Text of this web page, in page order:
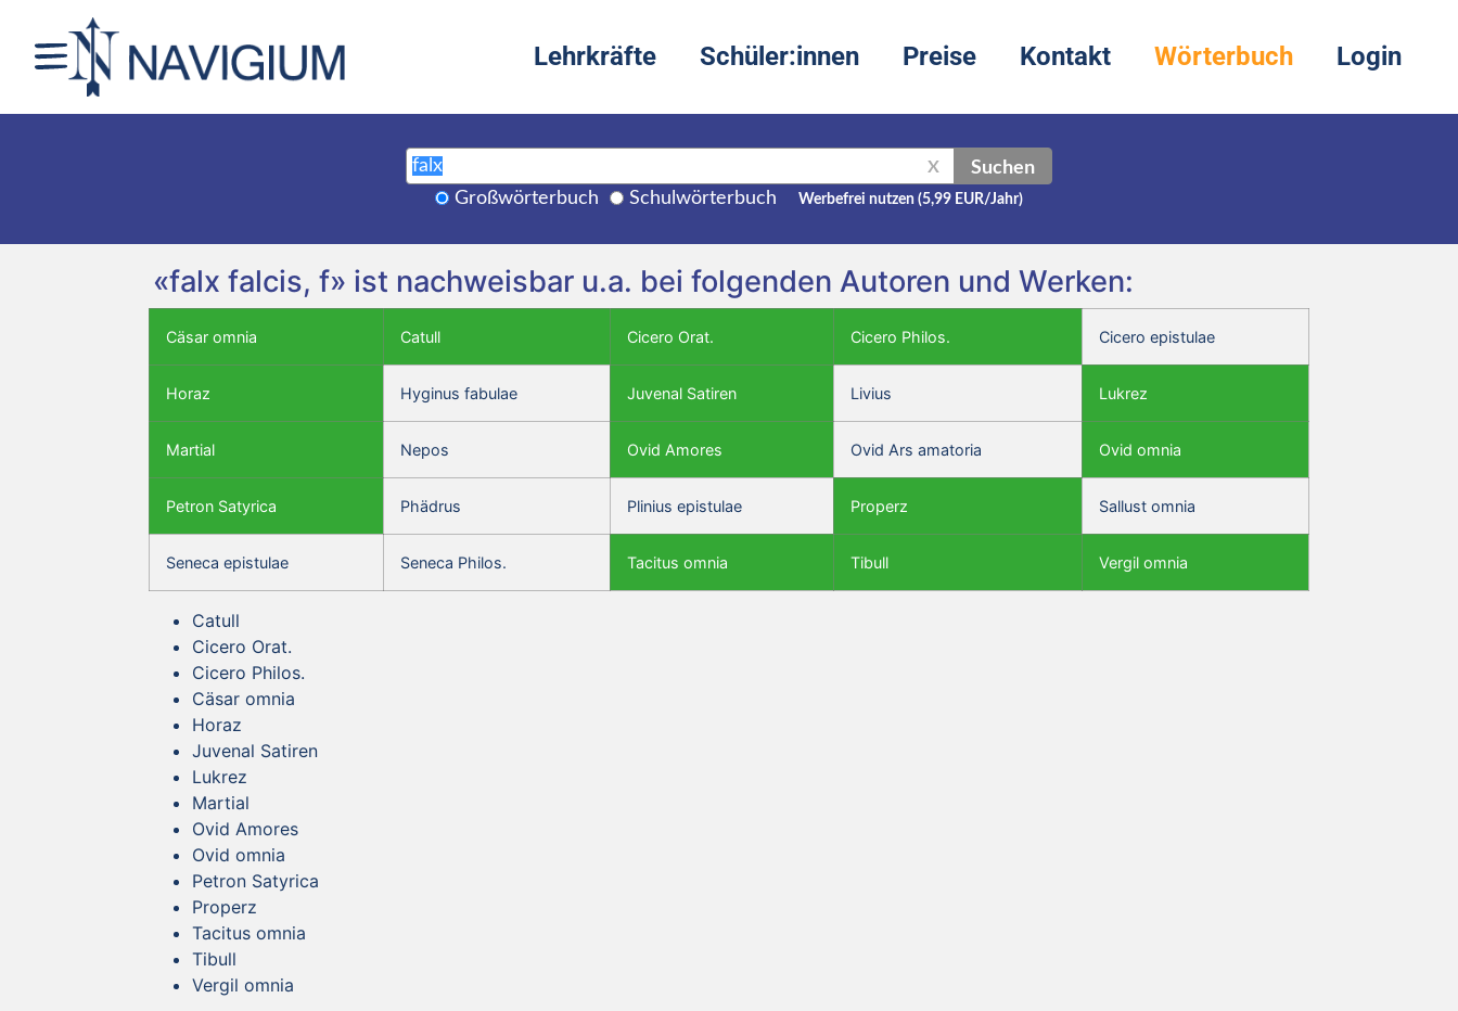
Lehrkräfte Schüler:innen Preise Kontakt Wörterbuch Login
X Suchen
Großwörterbuch Schulwörterbuch Werbefrei nutzen (5,99 EUR/Jahr)
«falx falcis, f» ist nachweisbar u.a. bei folgenden Autoren und Werken:
Cäsar omnia Catull Cicero Orat. Cicero Philos. Cicero epistulae
Horaz Hyginus fabulae Juvenal Satiren Livius Lukrez
Martial Nepos Ovid Amores Ovid Ars amatoria Ovid omnia
Petron Satyrica Phädrus Plinius epistulae Properz Sallust omnia
Seneca epistulae Seneca Philos. Tacitus omnia Tibull Vergil omnia
Catull
Cicero Orat.
Cicero Philos.
Cäsar omnia
Horaz
Juvenal Satiren
Lukrez
Martial
Ovid Amores
Ovid omnia
Petron Satyrica
Properz
Tacitus omnia
Tibull
Vergil omnia